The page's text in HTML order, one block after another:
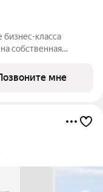
класса
собственная
стандартам
и
мне